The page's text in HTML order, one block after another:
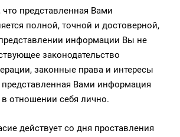
что представленная Вами
полной, точной и достоверной,
информации Вы не
законодательство
законные права и интересы
представленная Вами информация
отношении себя лично.
действует со дня проставления